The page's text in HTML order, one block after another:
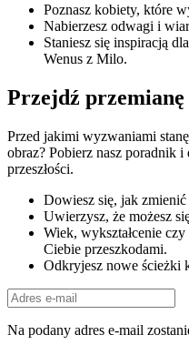
Poznasz kobiety, które
Nabierzesz odwagi i
Staniesz się inspiracją
Wenus z Milo.
Przejdź
Przed jakimi wyzwaniami
obraz? Pobierz nasz poradnik
przeszłości.
Dowiesz się, jak zmienić
Uwierzysz, że możesz
Wiek, wykształcenie
Ciebie przeszkodami.
Odkryjesz nowe ścieżki
Na podany adres e-mail